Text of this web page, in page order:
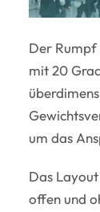
Der Rumpf
mit 20
um das
Das
offen und